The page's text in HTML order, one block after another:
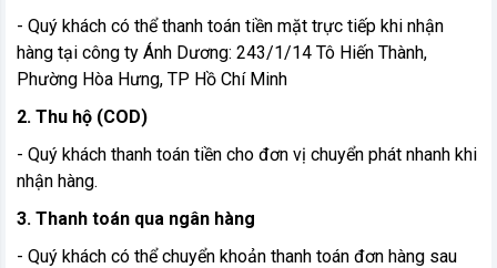
- Quý khách có thể thanh toán tiền mặt trực tiếp khi nhận
hàng tại công ty Ánh Dương: 243/1/14 Tô Hiến Thành,
Phường Hòa Hưng, TP Hồ Chí Minh
2. Thu hộ (COD)
- Quý khách thanh toán tiền cho đơn vị chuyển phát nhanh khi
nhận hàng.
3. Thanh toán qua ngân hàng
- Quý khách có thể chuyển khoản thanh toán đơn hàng sau